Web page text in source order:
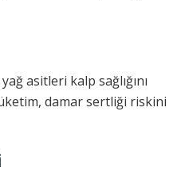
asitleri kalp sağlığını
damar sertliği riskini